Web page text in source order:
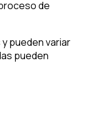
de
pueden variar
pueden